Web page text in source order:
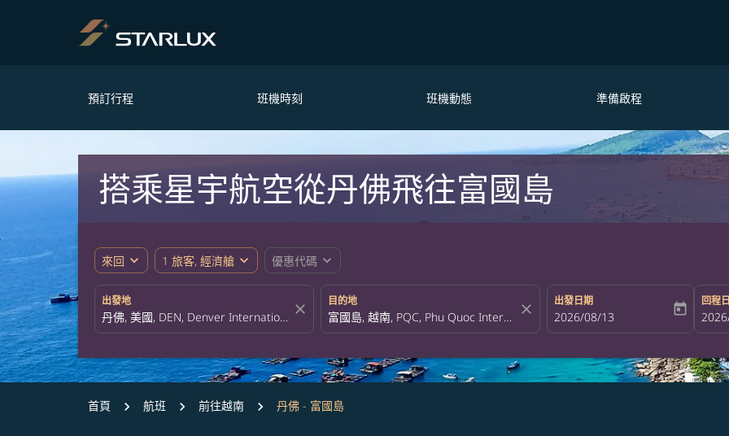
預訂行程 班機時刻 班機動態 準備啟程
搭乘星宇航空從丹佛飛往富國島
來回 expand_more 1 旅客, 經濟艙 expand_more 優惠代碼 expand_more
出發地
close
目的地
close
出發日期
fc-booking-departure-date-aria-
2026/08/13 today
回程
fc-
首頁 航班 前往越南 丹佛 - 富國島